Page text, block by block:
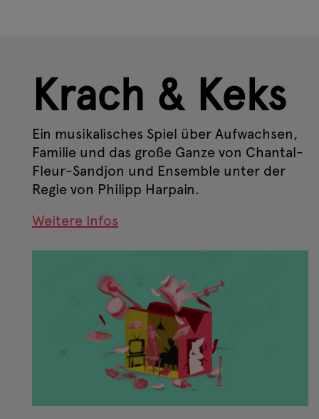
Krach & Keks
Ein musikalisches Spiel über Aufwachsen,
Familie und das große Ganze von Chantal-
Fleur-Sandjon und Ensemble unter der
Regie von Philipp Harpain.
Weitere Infos